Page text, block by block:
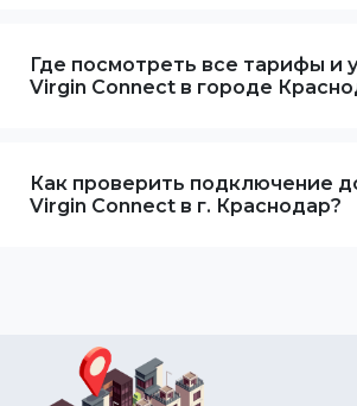
Где посмотреть все тарифы и
Virgin Connect в городе
Как проверить подключение
Virgin Connect в г. Краснодар?